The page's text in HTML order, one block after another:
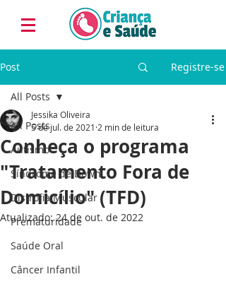
Post Registre-se
All Posts
Autismo
Síndrome de Down
Distrofia Muscular
Prematuridade
Saúde Oral
Câncer Infantil
All Posts
Conheça o programa
"Tratamento Fora de
Domicílio" (TFD)
Jessika Oliveira
5 de jul. de 2021 2 min de leitura
Atualizado:24 de out. de 2022